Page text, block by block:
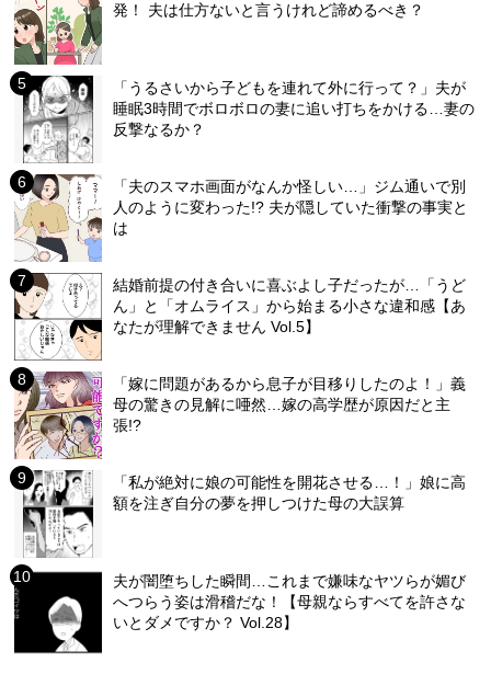
発！ 夫は仕方ないと言うけれど諦めるべき？
「うるさいから子どもを連れて外に行って？」夫が
睡眠3時間でボロボロの妻に追い打ちをかける…妻の
反撃なるか？
「夫のスマホ画面がなんか怪しい…」ジム通いで別
人のように変わった!? 夫が隠していた衝撃の事実と
は
結婚前提の付き合いに喜ぶよし子だったが…「うど
ん」と「オムライス」から始まる小さな違和感【あ
なたが理解できません Vol.5】
「嫁に問題があるから息子が目移りしたのよ！」義
母の驚きの見解に唖然…嫁の高学歴が原因だと主
張!?
「私が絶対に娘の可能性を開花させる…！」娘に高
額を注ぎ自分の夢を押しつけた母の大誤算
夫が闇堕ちした瞬間…これまで嫌味なヤツらが媚び
へつらう姿は滑稽だな！【母親ならすべてを許さな
いとダメですか？ Vol.28】